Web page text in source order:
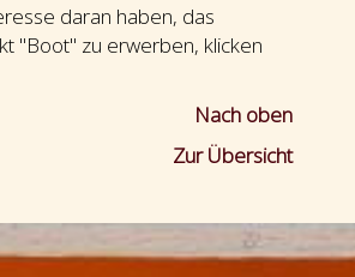
daran haben, das
"Boot" zu erwerben, klicken
Nach oben
Zur Übersicht